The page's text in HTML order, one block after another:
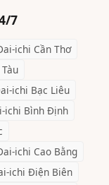
7
ichi Cần Thơ
ichi Bạc Liêu
ichi Bình Định
ichi Cao Bằng
ichi Điện Biên